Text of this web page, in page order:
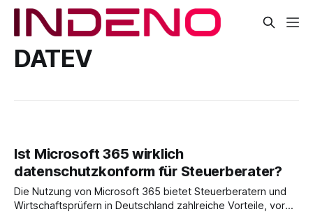
DATEV
Ist Microsoft 365 wirklich
datenschutzkonform für Steuerberater?
Die Nutzung von Microsoft 365 bietet Steuerberatern und
Wirtschaftsprüfern in Deutschland zahlreiche Vorteile, vor